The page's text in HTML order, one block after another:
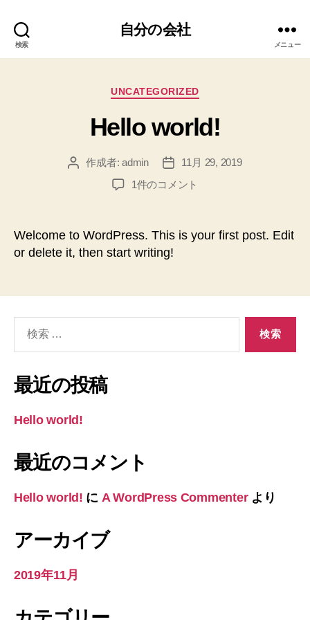
検索
自分の会社
メニュー
カ
ゴ
リ
UNCATEGORIZED
Hello world!
投
作成者:admin
投
稿
11月 29, 2019
Hello
1件のコメント
Welcome to WordPress. This is your first post. Edit
or delete it, then start writing!
象:
最近の投稿
Hello world!
最近のコメント
Hello world! に A WordPress Commenterより
アーカイブ
2019年11月